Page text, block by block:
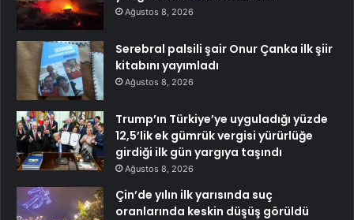
Ağustos 8, 2026
Serebral palsili şair Onur Çanka ilk şiir
kitabını yayımladı
Ağustos 8, 2026
Trump’ın Türkiye’ye uyguladığı yüzde
12,5’lik ek gümrük vergisi yürürlüğe
girdiği ilk gün yargıya taşındı
Ağustos 8, 2026
Çin’de yılın ilk yarısında suç
oranlarında keskin düşüş görüldü